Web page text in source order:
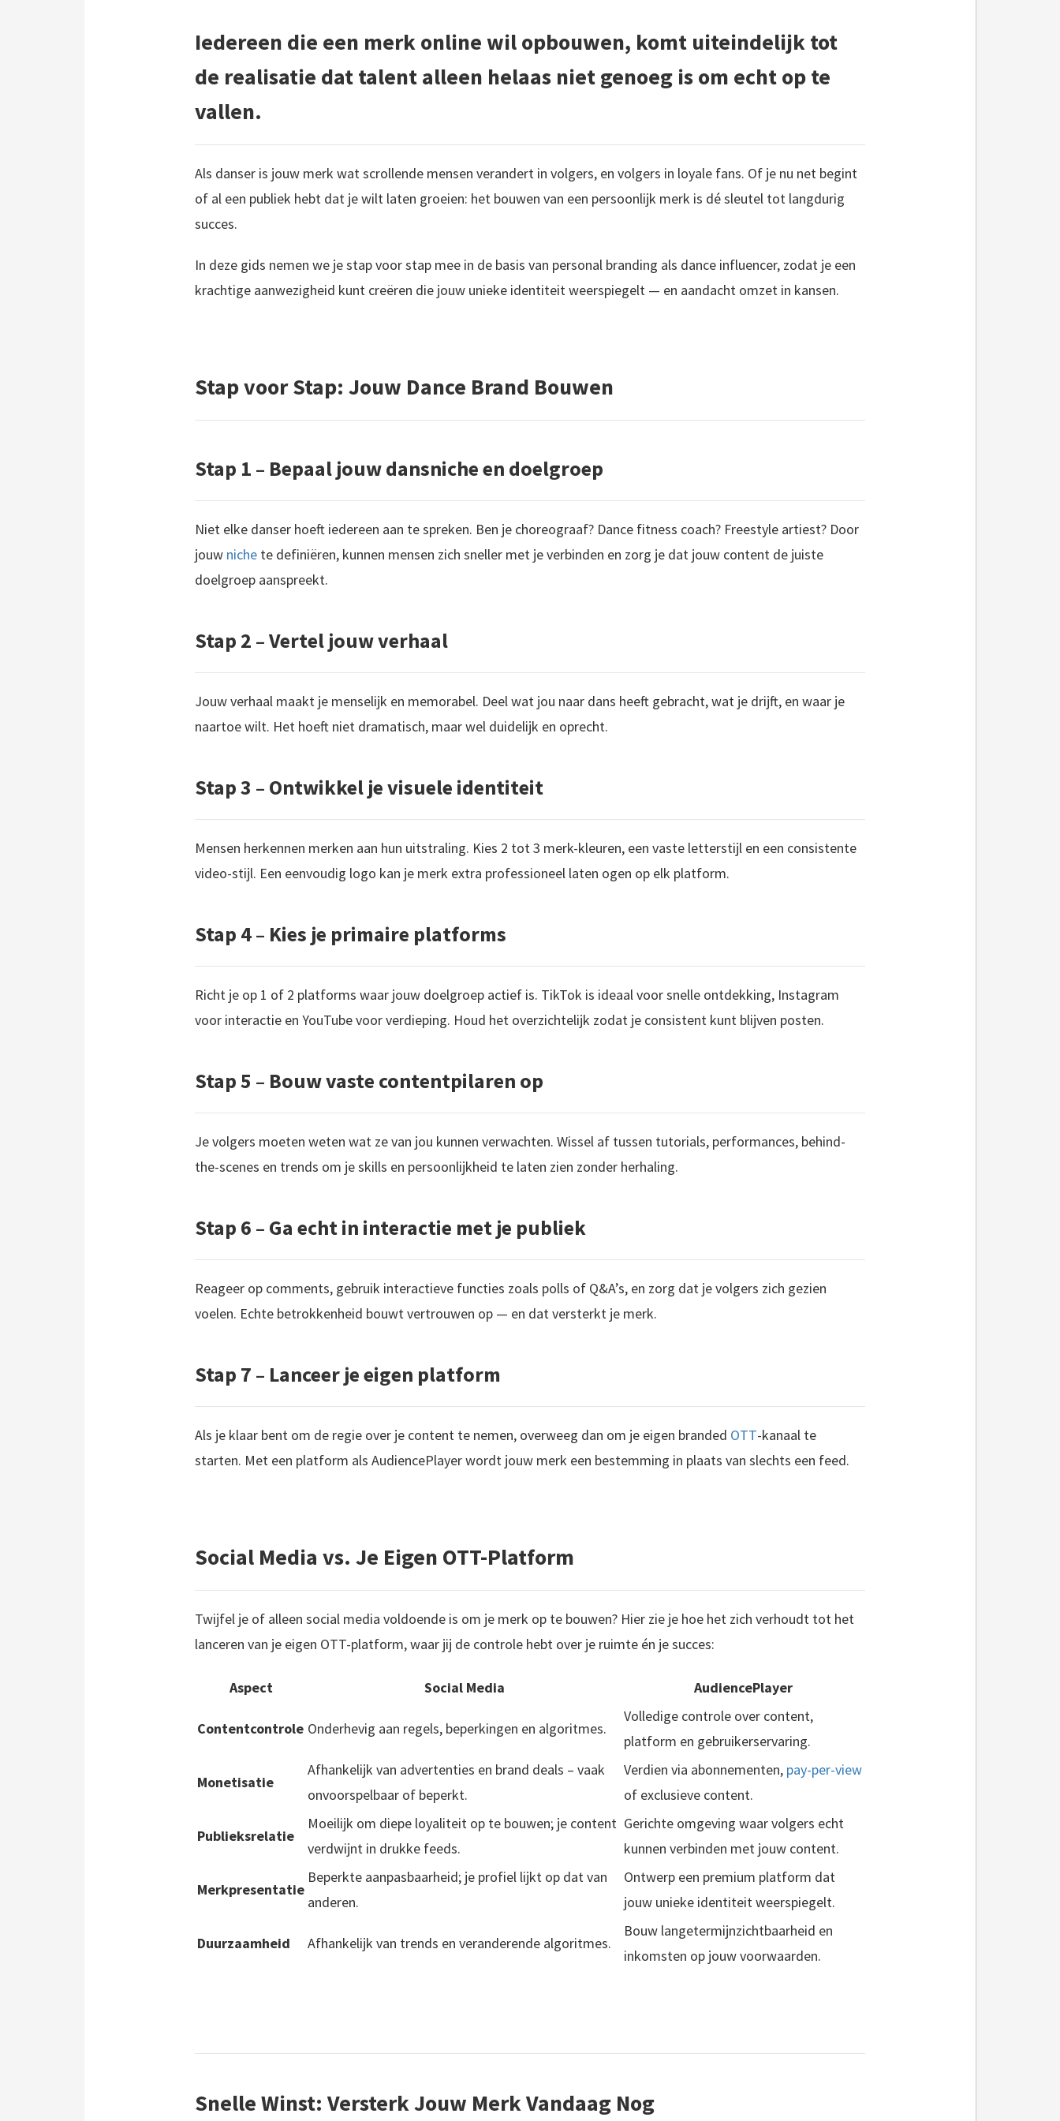
Iedereen die een merk online wil opbouwen, komt uiteindelijk tot
de realisatie dat talent alleen helaas niet genoeg is om echt op te
vallen.
Als danser is jouw merk wat scrollende mensen verandert in volgers, en volgers in loyale fans. Of je nu net begint
of al een publiek hebt dat je wilt laten groeien: het bouwen van een persoonlijk merk is dé sleutel tot langdurig
succes.
In deze gids nemen we je stap voor stap mee in de basis van personal branding als dance influencer, zodat je een
krachtige aanwezigheid kunt creëren die jouw unieke identiteit weerspiegelt — en aandacht omzet in kansen.
Stap voor Stap: Jouw Dance Brand Bouwen
Stap 1 – Bepaal jouw dansniche en doelgroep
Niet elke danser hoeft iedereen aan te spreken. Ben je choreograaf? Dance fitness coach? Freestyle artiest? Door
jouw niche te definiëren, kunnen mensen zich sneller met je verbinden en zorg je dat jouw content de juiste
doelgroep aanspreekt.
Stap 2 – Vertel jouw verhaal
Jouw verhaal maakt je menselijk en memorabel. Deel wat jou naar dans heeft gebracht, wat je drijft, en waar je
naartoe wilt. Het hoeft niet dramatisch, maar wel duidelijk en oprecht.
Stap 3 – Ontwikkel je visuele identiteit
Mensen herkennen merken aan hun uitstraling. Kies 2 tot 3 merk-kleuren, een vaste letterstijl en een consistente
video-stijl. Een eenvoudig logo kan je merk extra professioneel laten ogen op elk platform.
Stap 4 – Kies je primaire platforms
Richt je op 1 of 2 platforms waar jouw doelgroep actief is. TikTok is ideaal voor snelle ontdekking, Instagram
voor interactie en YouTube voor verdieping. Houd het overzichtelijk zodat je consistent kunt blijven posten.
Stap 5 – Bouw vaste contentpilaren op
Je volgers moeten weten wat ze van jou kunnen verwachten. Wissel af tussen tutorials, performances, behind-
the-scenes en trends om je skills en persoonlijkheid te laten zien zonder herhaling.
Stap 6 – Ga echt in interactie met je publiek
Reageer op comments, gebruik interactieve functies zoals polls of Q&A’s, en zorg dat je volgers zich gezien
voelen. Echte betrokkenheid bouwt vertrouwen op — en dat versterkt je merk.
Stap 7 – Lanceer je eigen platform
Als je klaar bent om de regie over je content te nemen, overweeg dan om je eigen branded OTT-kanaal te
starten. Met een platform als AudiencePlayer wordt jouw merk een bestemming in plaats van slechts een feed.
Social Media vs. Je Eigen OTT-Platform
Twijfel je of alleen social media voldoende is om je merk op te bouwen? Hier zie je hoe het zich verhoudt tot het
lanceren van je eigen OTT-platform, waar jij de controle hebt over je ruimte én je succes:
Aspect Social Media AudiencePlayer
Contentcontrole Onderhevig aan regels, beperkingen en algoritmes.
Volledige controle over content,
platform en gebruikerservaring.
Monetisatie
Afhankelijk van advertenties en brand deals – vaak
onvoorspelbaar of beperkt.
Verdien via abonnementen, pay-per-view
of exclusieve content.
Publieksrelatie
Moeilijk om diepe loyaliteit op te bouwen; je content
verdwijnt in drukke feeds.
Gerichte omgeving waar volgers echt
kunnen verbinden met jouw content.
Merkpresentatie
Beperkte aanpasbaarheid; je profiel lijkt op dat van
anderen.
Ontwerp een premium platform dat
jouw unieke identiteit weerspiegelt.
Duurzaamheid Afhankelijk van trends en veranderende algoritmes.
Bouw langetermijnzichtbaarheid en
inkomsten op jouw voorwaarden.
Snelle Winst: Versterk Jouw Merk Vandaag Nog